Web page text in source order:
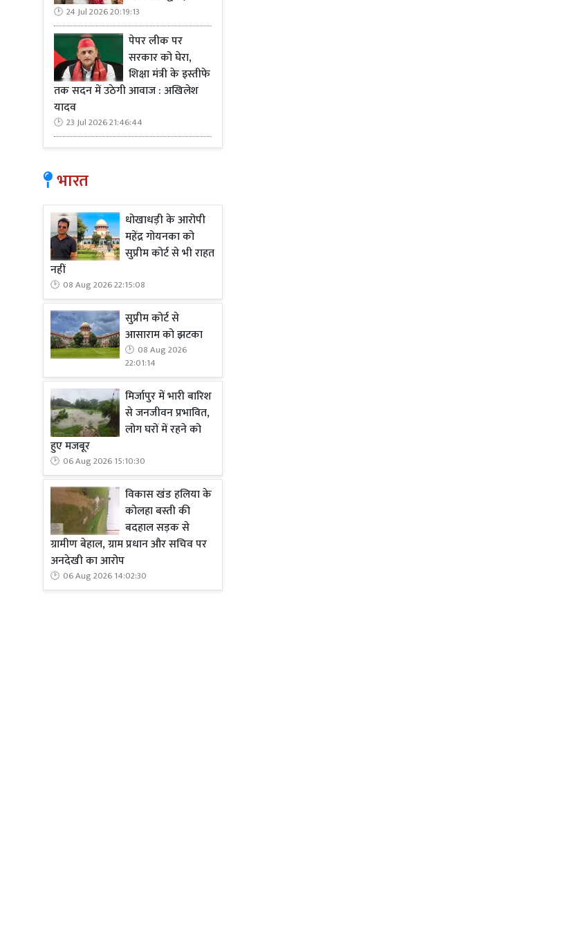
24 Jul 2026 20:19:13
पेपर लीक पर
सरकार को घेरा,
शिक्षा मंत्री के इस्तीफे
तक सदन में उठेगी आवाज : अखिलेश
यादव
23 Jul 2026 21:46:44
भारत
धोखाधड़ी के आरोपी
महेंद्र गोयनका को
सुप्रीम कोर्ट से भी राहत
नहीं
08 Aug 2026 22:15:08
सुप्रीम कोर्ट से
आसाराम को झटका
08 Aug 2026
22:01:14
मिर्जापुर में भारी बारिश
से जनजीवन प्रभावित,
लोग घरों में रहने को
हुए मजबूर
06 Aug 2026 15:10:30
विकास खंड हलिया के
कोलहा बस्ती की
बदहाल सड़क से
ग्रामीण बेहाल, ग्राम प्रधान और सचिव पर
अनदेखी का आरोप
06 Aug 2026 14:02:30